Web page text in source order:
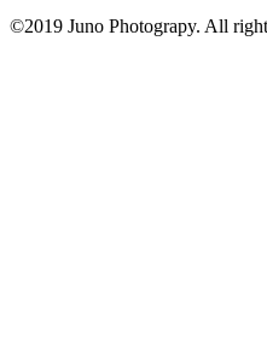
©2019 Juno Photograpy. All